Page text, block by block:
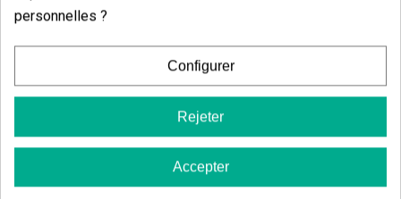
Commentaires surBocal d'exposition
avec loupe
Il n'y a pas d'avis dans votre langue, vérifiez-les tous en
cliquant sur « avis dans d'autres langues ».
personnelles ?
Configurer
Rejeter
Accepter